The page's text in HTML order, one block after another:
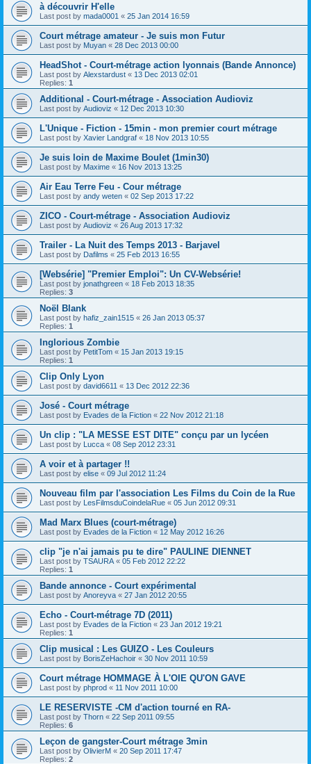
à découvrir H'elle
Last post by mada0001 « 25 Jan 2014 16:59
Court métrage amateur - Je suis mon Futur
Last post by Muyan « 28 Dec 2013 00:00
HeadShot - Court-métrage action lyonnais (Bande Annonce)
Last post by Alexstardust « 13 Dec 2013 02:01
Replies: 1
Additional - Court-métrage - Association Audioviz
Last post by Audioviz « 12 Dec 2013 10:30
L'Unique - Fiction - 15min - mon premier court métrage
Last post by Xavier Landgraf « 18 Nov 2013 10:55
Je suis loin de Maxime Boulet (1min30)
Last post by Maxime « 16 Nov 2013 13:25
Air Eau Terre Feu - Cour métrage
Last post by andy weten « 02 Sep 2013 17:22
ZICO - Court-métrage - Association Audioviz
Last post by Audioviz « 26 Aug 2013 17:32
Trailer - La Nuit des Temps 2013 - Barjavel
Last post by Dafilms « 25 Feb 2013 16:55
[Websérie] "Premier Emploi": Un CV-Websérie!
Last post by jonathgreen « 18 Feb 2013 18:35
Replies: 3
Noël Blank
Last post by hafiz_zain1515 « 26 Jan 2013 05:37
Replies: 1
Inglorious Zombie
Last post by PetitTom « 15 Jan 2013 19:15
Replies: 1
Clip Only Lyon
Last post by david6611 « 13 Dec 2012 22:36
José - Court métrage
Last post by Evades de la Fiction « 22 Nov 2012 21:18
Un clip : "LA MESSE EST DITE" conçu par un lycéen
Last post by Lucca « 08 Sep 2012 23:31
A voir et à partager !!
Last post by elise « 09 Jul 2012 11:24
Nouveau film par l'association Les Films du Coin de la Rue
Last post by LesFilmsduCoindelaRue « 05 Jun 2012 09:31
Mad Marx Blues (court-métrage)
Last post by Evades de la Fiction « 12 May 2012 16:26
clip "je n'ai jamais pu te dire" PAULINE DIENNET
Last post by TSAURA « 05 Feb 2012 22:22
Replies: 1
Bande annonce - Court expérimental
Last post by Anoreyva « 27 Jan 2012 20:55
Echo - Court-métrage 7D (2011)
Last post by Evades de la Fiction « 23 Jan 2012 19:21
Replies: 1
Clip musical : Les GUIZO - Les Couleurs
Last post by BorisZeHachoir « 30 Nov 2011 10:59
Court métrage HOMMAGE À L'OIE QU'ON GAVE
Last post by phprod « 11 Nov 2011 10:00
LE RESERVISTE -CM d'action tourné en RA-
Last post by Thorn « 22 Sep 2011 09:55
Replies: 6
Leçon de gangster-Court métrage 3min
Last post by OlivierM « 20 Sep 2011 17:47
Replies: 2